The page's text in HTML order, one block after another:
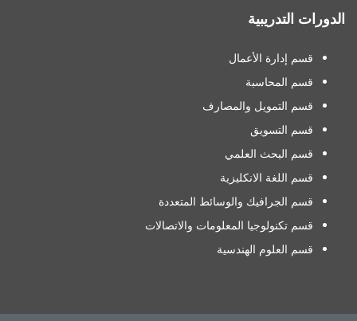
الدورات التدريبية
قسم إدارة الأعمال
قسم المحاسبة
قسم التمويل والمصارف
قسم التسويق
قسم البحث العلمي
قسم اللغة الانكليزية
قسم الجرافيك والوسائط المتعددة
قسم تكنولوجيا المعلومات والاتصالات
قسم العلوم الهندسية